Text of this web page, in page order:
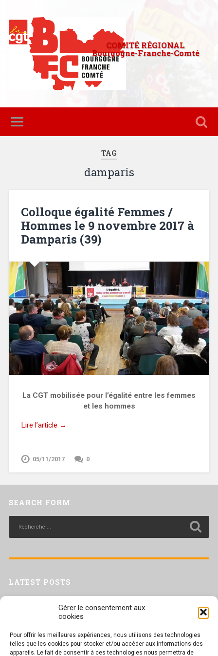
Gérer le consentement aux
cookies
Pour offrir les meilleures expériences, nous utilisons des technologies
telles que les cookies pour stocker et/ou accéder aux informations des
appareils. Le fait de consentir à ces technologies nous permettra de
COMITÉ RÉGIONAL
Bourgogne-Franche-Comté
TAG
damparis
Colloque égalité Femmes /
Hommes le 9 novembre 2017 à
Damparis (39)
La CGT mobilisée pour l’égalité entre les femmes
et les hommes
Lire l’article →
05/11/2017 0
SEARCH FORM
LATEST POSTS
Trac confédéral sur les situations de travail par forte chaleur
Séance plénière du CESER du 23 juin 2026
Tract UD 25 — Une nouvelle attaque contre nos droits : les arrêts